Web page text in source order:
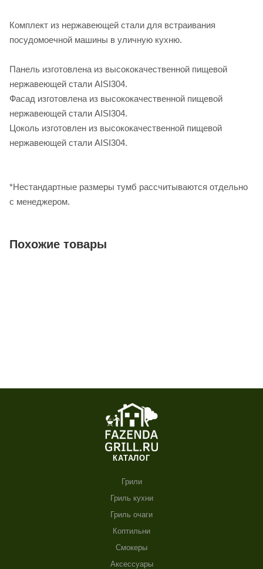
Комплект из нержавеющей стали для встраивания
посудомоечной машины в уличную кухню.
Панель изготовлена из высококачественной пищевой
нержавеющей стали AISI304.
Фасад изготовлена из высококачественной пищевой
нержавеющей стали AISI304.
Цоколь изготовлен из высококачественной пищевой
нержавеющей стали AISI304.
*Нестандартные размеры тумб рассчитываются отдельно
с менеджером.
Похожие товары
КАТАЛОГ
Грили
Гриль кухни
Гриль очаги
Коптильни
Смокеры
Аксессуары